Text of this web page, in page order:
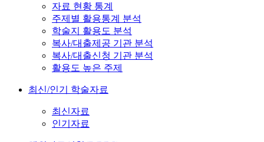
자료 현황 통계
주제별 활용통계 분석
학술지 활용도 분석
복사/대출제공 기관 분석
복사/대출신청 기관 분석
활용도 높은 주제
최신/인기 학술자료
최신자료
인기자료